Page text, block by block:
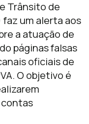
Trânsito de
um alerta aos
a atuação de
páginas falsas
oficiais de
O objetivo é